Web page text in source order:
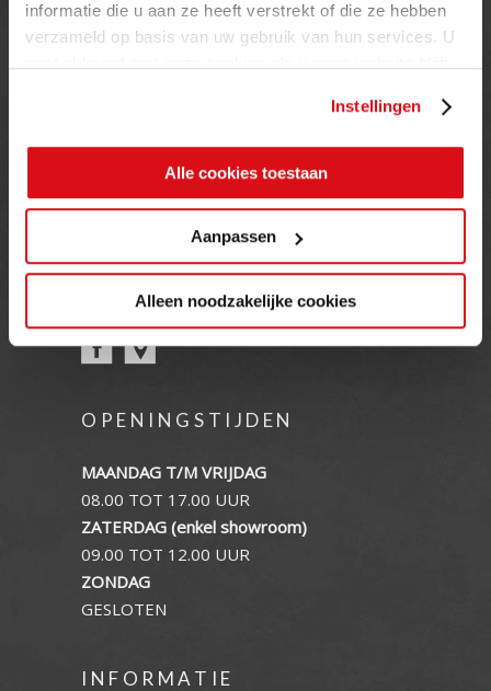
informatie die u aan ze heeft verstrekt of die ze hebben
verzameld op basis van uw gebruik van hun services. U
Instellingen
Alle cookies toestaan
Aanpassen
Alleen noodzakelijke cookies
Duinweg 18
5482 VR Schijndel
Tel:+31 (0) 73 549 46 54
info@loetino.nl
OPENINGSTIJDEN
MAANDAG T/M VRIJDAG
08.00 TOT 17.00 UUR
ZATERDAG (enkel showroom)
09.00 TOT 12.00 UUR
ZONDAG
GESLOTEN
INFORMATIE